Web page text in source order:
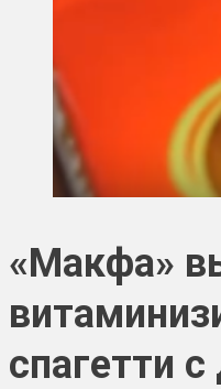
«Макфа»
спагетти